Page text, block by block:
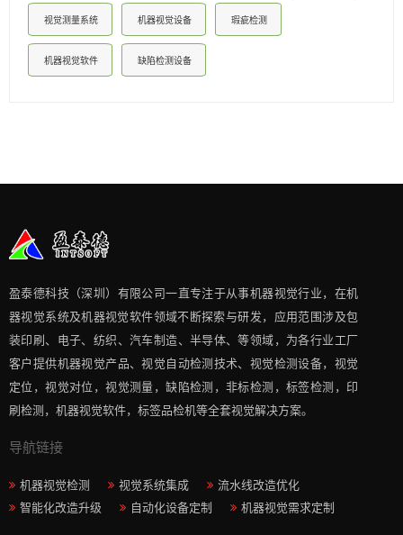
视觉测量系统 机器视觉设备 瑕疵检测
机器视觉软件 缺陷检测设备
盈泰德科技（深圳）有限公司一直专注于从事机器视觉行业，在机
器视觉系统及机器视觉软件领域不断探索与研发​，应用范围涉及包
装印刷、电子、纺织、汽车制造、半导体、等领域，为各行业工厂
客户提供机器视觉产品、视觉自动检测技术、视觉检测设备，视觉
定位，视觉对位，视觉测量，缺陷检测，非标检测，标签检测，印
刷检测，机器视觉软件，标签品检机等​全套视觉解决方案​。
导航链接
机器视觉检测 视觉系统集成
流水线改造优化
智能化改造升级
自动化设备定制 机器视觉需求定制